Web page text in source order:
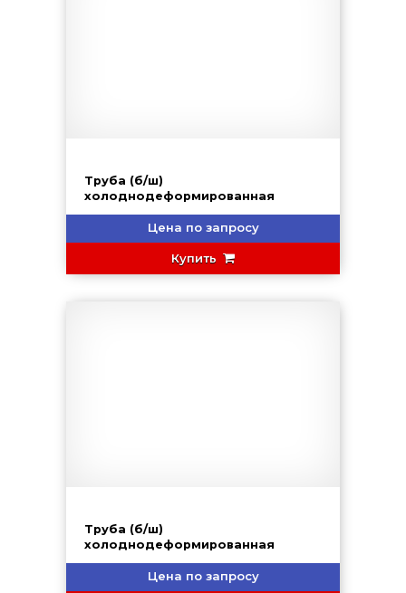
Труба (б/ш)
холоднодеформированная
Цена по запросу
Купить
Труба (б/ш)
холоднодеформированная
Цена по запросу